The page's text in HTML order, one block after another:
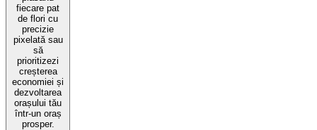
fiecare pat
de flori cu
precizie
pixelată sau
să
prioritizezi
creșterea
economiei și
dezvoltarea
orașului tău
într-un oraș
prosper.